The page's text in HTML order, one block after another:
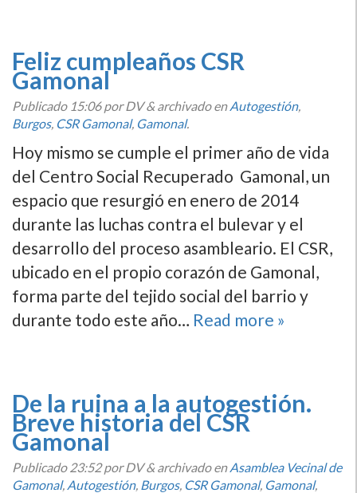
Feliz cumpleaños CSR
Gamonal
Publicado 15:06por DV&archivado enAutogestión,
Burgos, CSR Gamonal, Gamonal.
Hoy mismo se cumple el primer año de vida
del Centro Social Recuperado Gamonal, un
espacio que resurgió en enero de 2014
durante las luchas contra el bulevar y el
desarrollo del proceso asambleario. El CSR,
ubicado en el propio corazón de Gamonal,
forma parte del tejido social del barrio y
durante todo este año… Read more »
De la ruina a la autogestión.
Breve historia del CSR
Gamonal
Publicado23:52por DV&archivado enAsamblea Vecinal de
Gamonal, Autogestión, Burgos, CSR Gamonal, Gamonal,